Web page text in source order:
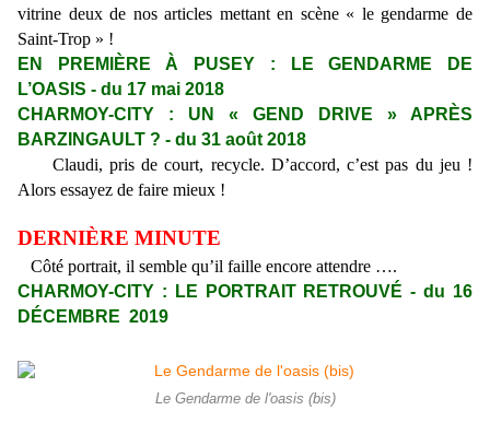
vitrine deux de nos articles mettant en scène « le gendarme de
Saint-Trop » !
EN PREMIÈRE À PUSEY : LE GENDARME DE
L’OASIS - du 17 mai 2018
CHARMOY-CITY : UN « GEND DRIVE » APRÈS
BARZINGAULT ? - du 31 août 2018
Claudi, pris de court, recycle. D’accord, c’est pas du jeu !
Alors essayez de faire mieux !
DERNIÈRE MINUTE
Côté portrait, il semble qu’il faille encore attendre ….
CHARMOY-CITY : LE PORTRAIT RETROUVÉ - du 16
DÉCEMBRE 2019
Le Gendarme de l'oasis (bis)